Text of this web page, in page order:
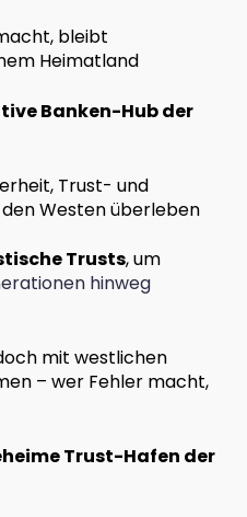
bleibt
Heimatland
Banken-Hub der
Trust- und
Westen überleben
Trusts, um
hinweg
mit westlichen
– wer Fehler macht,
Trust-Hafen der